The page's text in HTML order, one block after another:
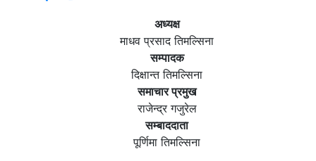
अध्यक्ष
माधव प्रसाद तिमल्सिना
सम्पादक
दिक्षान्त तिमल्सिना
समाचार प्रमुख
राजेन्द्र गजुरेल
सम्बाददाता
पूर्णिमा तिमल्सिना